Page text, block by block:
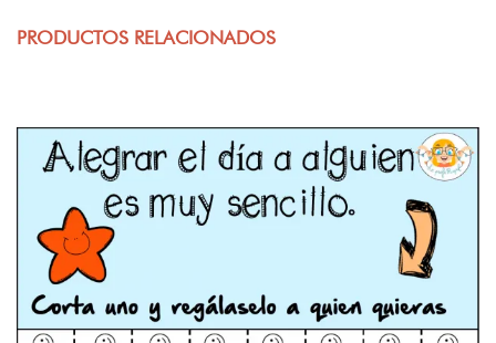
PRODUCTOS RELACIONADOS